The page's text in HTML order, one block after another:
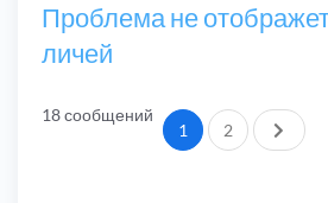
Проблема не
личей
18 сообщений
1 2 След.